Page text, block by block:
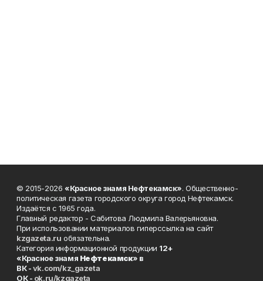
© 2015-2026 «Красное знамя Нефтекамск». Общественно-
политическая газета городского округа город Нефтекамск.
Издаётся с 1965 года.
Главный редактор - Сабитова Людмила Валерьяновна.
При использовании материалов гиперссылка на сайт
kzgazeta.ru обязательна.
Категория информационной продукции 12+
«Красное знамя Нефтекамск» в
ВК -vk.com/kz_gazeta
ОК - ok.ru/kzgazeta